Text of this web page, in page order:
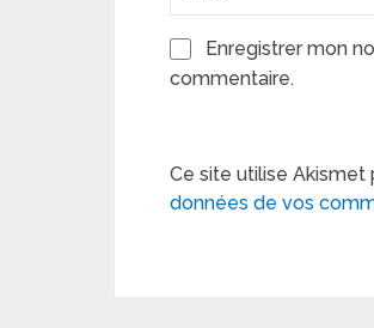
Enregistrer mon
commentaire.
Ce site utilise Akismet
données de vos